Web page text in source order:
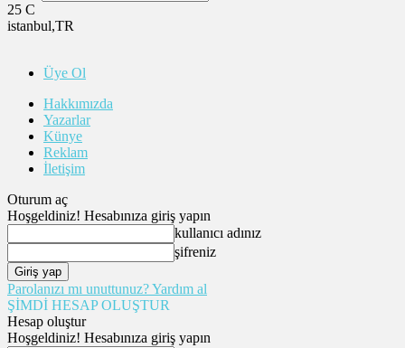
25 C
istanbul,TR
Üye Ol
Hakkımızda
Yazarlar
Künye
Reklam
İletişim
Oturum aç
Hoşgeldiniz! Hesabınıza giriş yapın
kullanıcı adınız
şifreniz
Parolanızı mı unuttunuz? Yardım al
ŞİMDİ HESAP OLUŞTUR
Hesap oluştur
Hoşgeldiniz! Hesabınıza giriş yapın